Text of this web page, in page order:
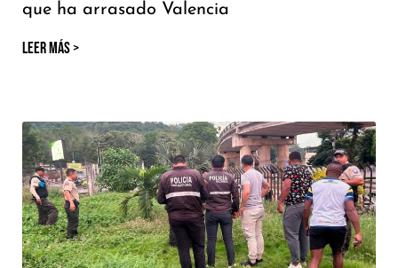
que ha arrasado Valencia
LEER MÁS >